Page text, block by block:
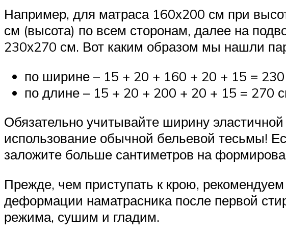
Например, для матраса 160х200 см при
см (высота) по всем сторонам, далее на
230х270 см. Вот каким образом мы нашли
по ширине – 15 + 20 + 160 + 20 + 15 =
по длине – 15 + 20 + 200 + 20 + 15 = 270
Обязательно учитывайте ширину
использование обычной бельевой тесьмы!
заложите больше сантиметров на
Прежде, чем приступать к крою,
деформации наматрасника после первой
режима, сушим и гладим.